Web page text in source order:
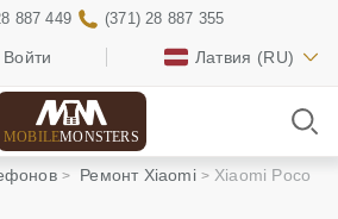
Войти Латвия (RU)
887 449 (371) 28 887 355
MOBILEMONSTERS
Ремонт Xiaomi
Xiaomi Poco